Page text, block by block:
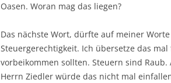
Oasen. Woran mag das liegen?
Das nächste Wort, dürfte auf meiner
Steuergerechtigkeit. Ich übersetze das
vorbeikommen sollten. Steuern sind
Herrn Ziedler würde das nicht mal